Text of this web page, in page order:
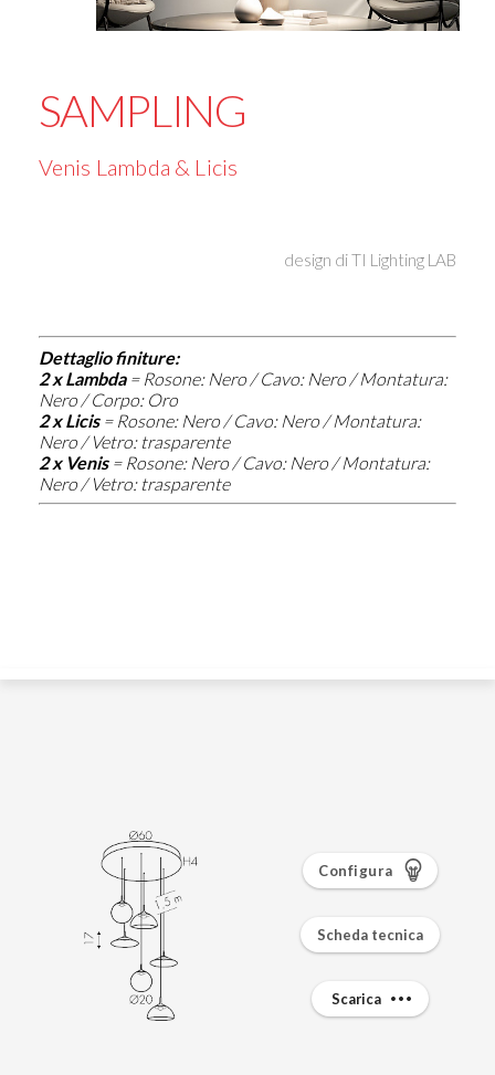
SAMPLING
Venis Lambda & Licis
design diTI Lighting LAB
Dettaglio finiture:
2 x Lambda = Rosone: Nero / Cavo: Nero / Montatura:
Nero / Corpo: Oro
2 x Licis = Rosone: Nero / Cavo: Nero / Montatura:
Nero / Vetro: trasparente
2 x Venis = Rosone: Nero / Cavo: Nero / Montatura:
Nero / Vetro: trasparente
Configura
Scheda tecnica
Scarica